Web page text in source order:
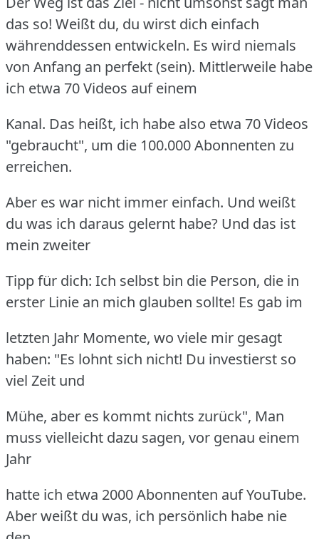
das so! Weißt du, du wirst dich einfach
währenddessen entwickeln. Es wird niemals
von Anfang an perfekt (sein). Mittlerweile habe
ich etwa 70 Videos auf einem
Kanal. Das heißt, ich habe also etwa 70 Videos
"gebraucht", um die 100.000 Abonnenten zu
erreichen.
Aber es war nicht immer einfach. Und weißt
du was ich daraus gelernt habe? Und das ist
mein zweiter
Tipp für dich: Ich selbst bin die Person, die in
erster Linie an mich glauben sollte! Es gab im
letzten Jahr Momente, wo viele mir gesagt
haben: "Es lohnt sich nicht! Du investierst so
viel Zeit und
Mühe, aber es kommt nichts zurück", Man
muss vielleicht dazu sagen, vor genau einem
Jahr
hatte ich etwa 2000 Abonnenten auf YouTube.
Aber weißt du was, ich persönlich habe nie